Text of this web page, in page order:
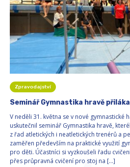
Zpravodajství
Seminář Gymnastika hravě
V neděli 31. května se v nové gymnastické
uskutečnil seminář Gymnastika hravě,
z řad atletických i neatletických trenérů a
zaměřen především na praktické využití
pro děti. Účastníci si vyzkoušeli řadu
přes průpravná cvičení pro stoj na […]